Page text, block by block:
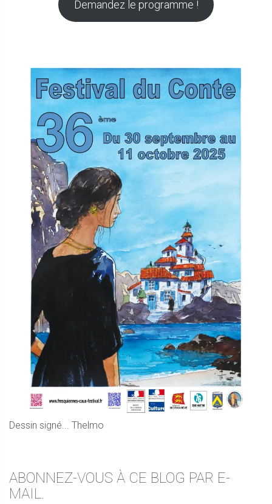
Demandez le programme !
Dessin signé... Thelmo
ABONNEZ-VOUS À CE BLOG PAR E-
MAIL.